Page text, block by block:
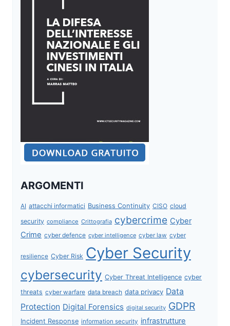
ARGOMENTI
AI attacchi informatici Business Continuity CISO cloud
security compliance Crittografia cybercrime Cyber
Crime cyber defence cyber intelligence cyber law cyber
resilience Cyber Risk Cyber Security
cybersecurity Cyber Threat Intelligence cyber
threats cyber warfare data breach data privacy Data
Protection Digital Forensics digital security GDPR
Incident Response information security infrastrutture